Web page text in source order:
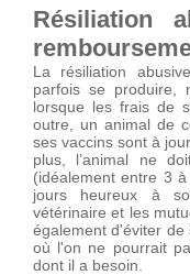
Résiliation
La résiliation
parfois se produire,
lorsque les frais de
outre, un animal de
ses vaccins sont à
plus, l’animal ne
(idéalement entre 3
jours heureux à
vétérinaire et les
également d'éviter de
où l'on ne pourrait
dont il a besoin.